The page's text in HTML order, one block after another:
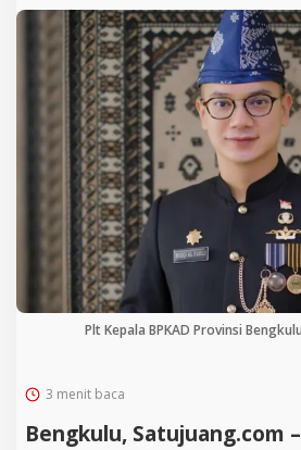
Plt Kepala BPKAD Provinsi
3 menit baca
Bengkulu, Satujuang.com –